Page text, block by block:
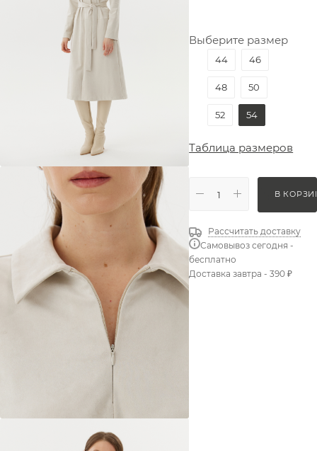
Выберите размер
44 46
48 50
52 54
Таблица размеров
В
Рассчитать доставку
Самовывоз сегодня -
бесплатно
Доставка завтра - 390 ₽